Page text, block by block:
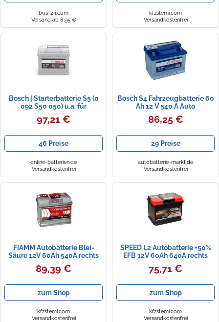
bos-24.com
Versand ab 8,95 €
kfzstemi.com
Versandkostenfrei
Bosch | Starterbatterie S5 (0
092 S50 050) u.a. für
97,21 €
46 Preise
online-batterien.de
Versandkostenfrei
Bosch S4 Fahrzeugbatterie 60
Ah 12 V 540 A Auto
86,25 €
29 Preise
autobatterie-markt.de
Versandkostenfrei
FIAMM Autobatterie Blei-
Säure 12V 60Ah 540A rechts
242x175x190 mm
89,39 €
zum Shop
kfzstemi.com
Versandkostenfrei
SPEED L2 Autobatterie +50%
EFB 12V 60Ah 640A rechts
242x175x190 mm
L260AFBMAX
75,71 €
zum Shop
kfzstemi.com
Versandkostenfrei